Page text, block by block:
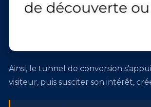
Ainsi, le tunnel de conversion
visiteur, puis susciter son intérêt,